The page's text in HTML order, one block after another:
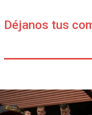
Déjanos tus